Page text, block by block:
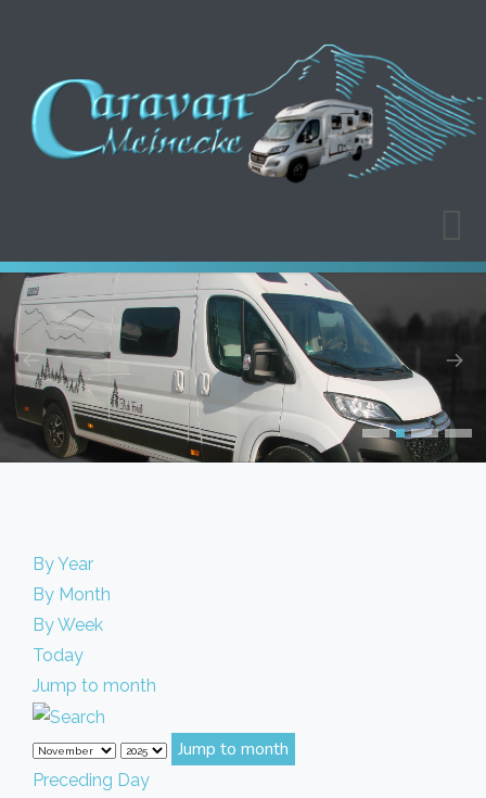
By Year
By Month
By Week
Today
Jump to month
Jump to month
Preceding Day